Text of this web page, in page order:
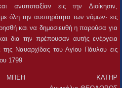
ανυποταξίαν εις την Διοίκησιν,
όλη την αυστηρότητα των νόμων· εις
και να δημοσιευθή η παρούσα για
δια την πρέπουσαν αυτής ενέργεια
της Ναυαρχίδας του Αγίου Πάυλου εις
1799
ΜΠΕΗ ΚΑΤΗΡ